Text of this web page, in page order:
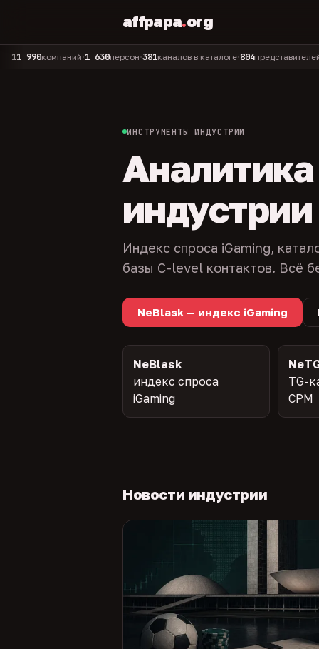
affpapa.org
компаний•1 630персон•381каналов в каталоге•804представителей•325
ИНСТРУМЕНТЫ ИНДУСТРИИ
индустрии
Индекс спроса iGaming,
базы C-level контактов. Всё
NeBlask — индекс iGaming
NeBlask
индекс спроса
iGaming
TG-
CPM
Новости индустрии